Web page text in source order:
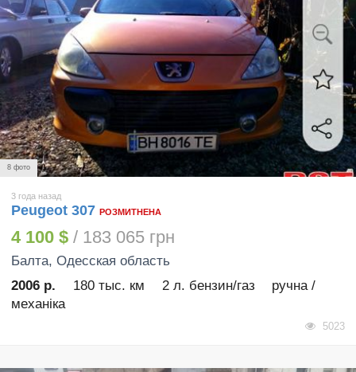
8 фото
3 года назад
Peugeot 307 РОЗМИТНЕНА
4 100 $ / 183 065 грн
Балта, Одесская область
2006 р.
180 тыс. км 2 л. бензин/газ
ручна /
механіка
5023